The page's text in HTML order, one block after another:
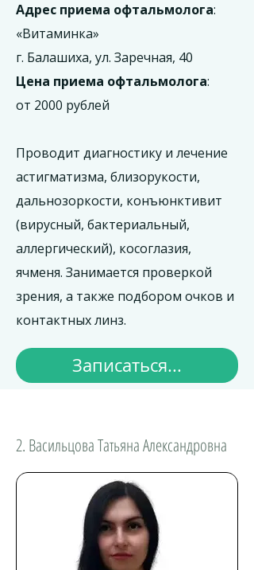
Адрес приема офтальмолога:
«Витаминка»
г. Балашиха, ул. Заречная, 40
Цена приема офтальмолога:
от 2000 рублей
Проводит диагностику и лечение
астигматизма, близорукости,
дальнозоркости, конъюнктивит
(вирусный, бактериальный,
аллергический), косоглазия,
ячменя. Занимается проверкой
зрения, а также подбором очков и
контактных линз.
Записаться...
2. Васильцова Татьяна Александровна